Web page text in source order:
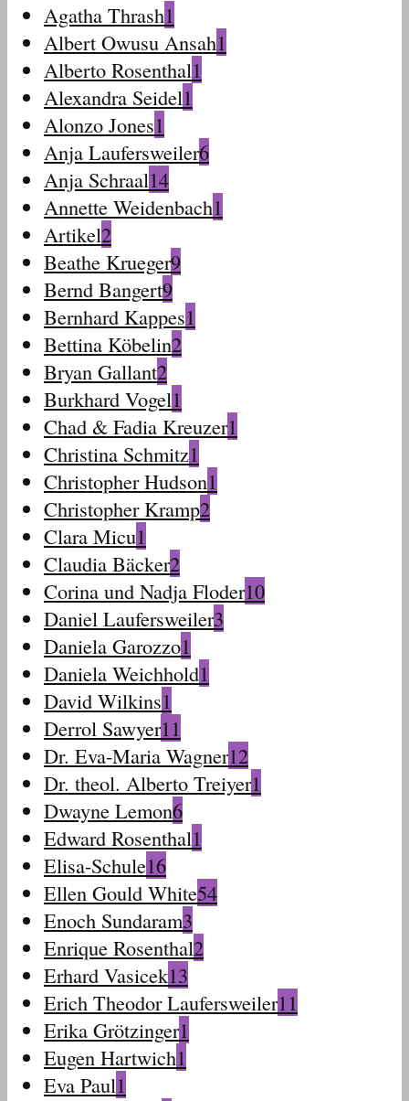
Agatha Thrash1
Albert Owusu Ansah1
Alberto Rosenthal1
Alexandra Seidel1
Alonzo Jones1
Anja Laufersweiler6
Anja Schraal14
Annette Weidenbach1
Artikel2
Beathe Krueger9
Bernd Bangert9
Bernhard Kappes1
Bettina Köbelin2
Bryan Gallant2
Burkhard Vogel1
Chad & Fadia Kreuzer1
Christina Schmitz1
Christopher Hudson1
Christopher Kramp2
Clara Micu1
Claudia Bäcker2
Corina und Nadja Floder10
Daniel Laufersweiler3
Daniela Garozzo1
Daniela Weichhold1
David Wilkins1
Derrol Sawyer11
Dr. Eva-Maria Wagner12
Dr. theol. Alberto Treiyer1
Dwayne Lemon6
Edward Rosenthal1
Elisa-Schule16
Ellen Gould White54
Enoch Sundaram3
Enrique Rosenthal2
Erhard Vasicek13
Erich Theodor Laufersweiler11
Erika Grötzinger1
Eugen Hartwich1
Eva Paul1